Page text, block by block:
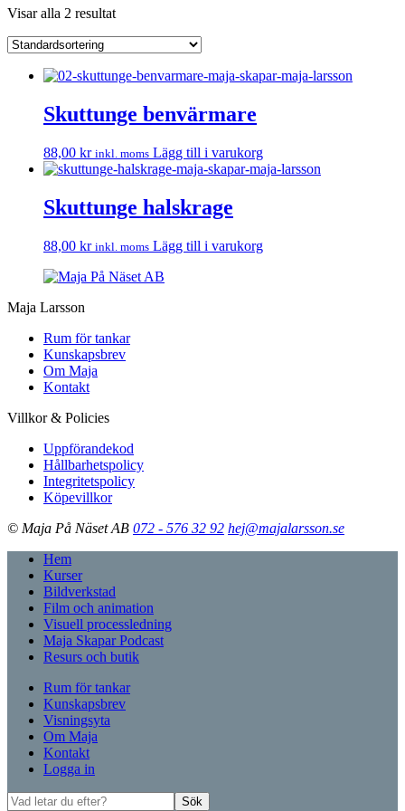
Visar alla 2 resultat
Skuttunge benvärmare
88,00 kr inkl. moms Lägg till i varukorg
Skuttunge halskrage
88,00 kr inkl. moms Lägg till i varukorg
Maja Larsson
Rum för tankar
Kunskapsbrev
Om Maja
Kontakt
Villkor & Policies
Uppförandekod
Hållbarhetspolicy
Integritetspolicy
Köpevillkor
© Maja På Näset AB 072 - 576 32 92 hej@majalarsson.se
Hem
Kurser
Bildverkstad
Film och animation
Visuell processledning
Maja Skapar Podcast
Resurs och butik
Rum för tankar
Kunskapsbrev
Visningsyta
Om Maja
Kontakt
Logga in
Vad
Sök